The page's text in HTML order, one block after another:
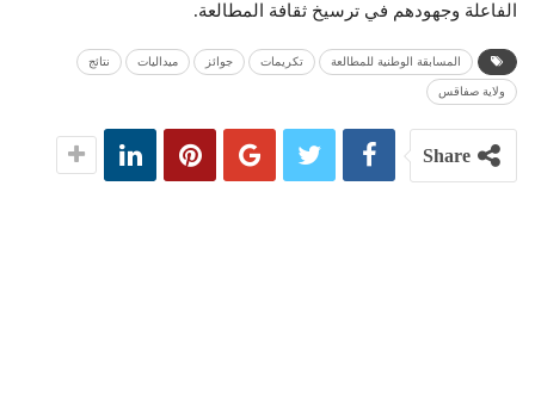
الفاعلة وجهودهم في ترسيخ ثقافة المطالعة.
المسابقة الوطنية للمطالعة تكريمات جوائز ميداليات نتائج
ولاية صفاقس
Share